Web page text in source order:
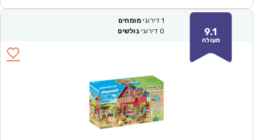
9.1
מעולה
1 דירוגי מומחים
0 דירוגי גולשים